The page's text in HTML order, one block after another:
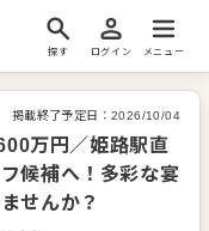
探す ログイン メニュー
掲載終了予定日： 2026/10/04
万円／姫路駅直
候補へ！多彩な宴
せんか？